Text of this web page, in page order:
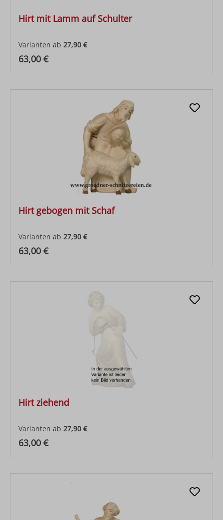
Hirt mit Lamm auf Schulter
Varianten ab 27,90 €
Regulärer Preis:
63,00 €
Hirt gebogen mit Schaf
Varianten ab 27,90 €
Regulärer Preis:
63,00 €
Hirt ziehend
Varianten ab 27,90 €
Regulärer Preis:
63,00 €